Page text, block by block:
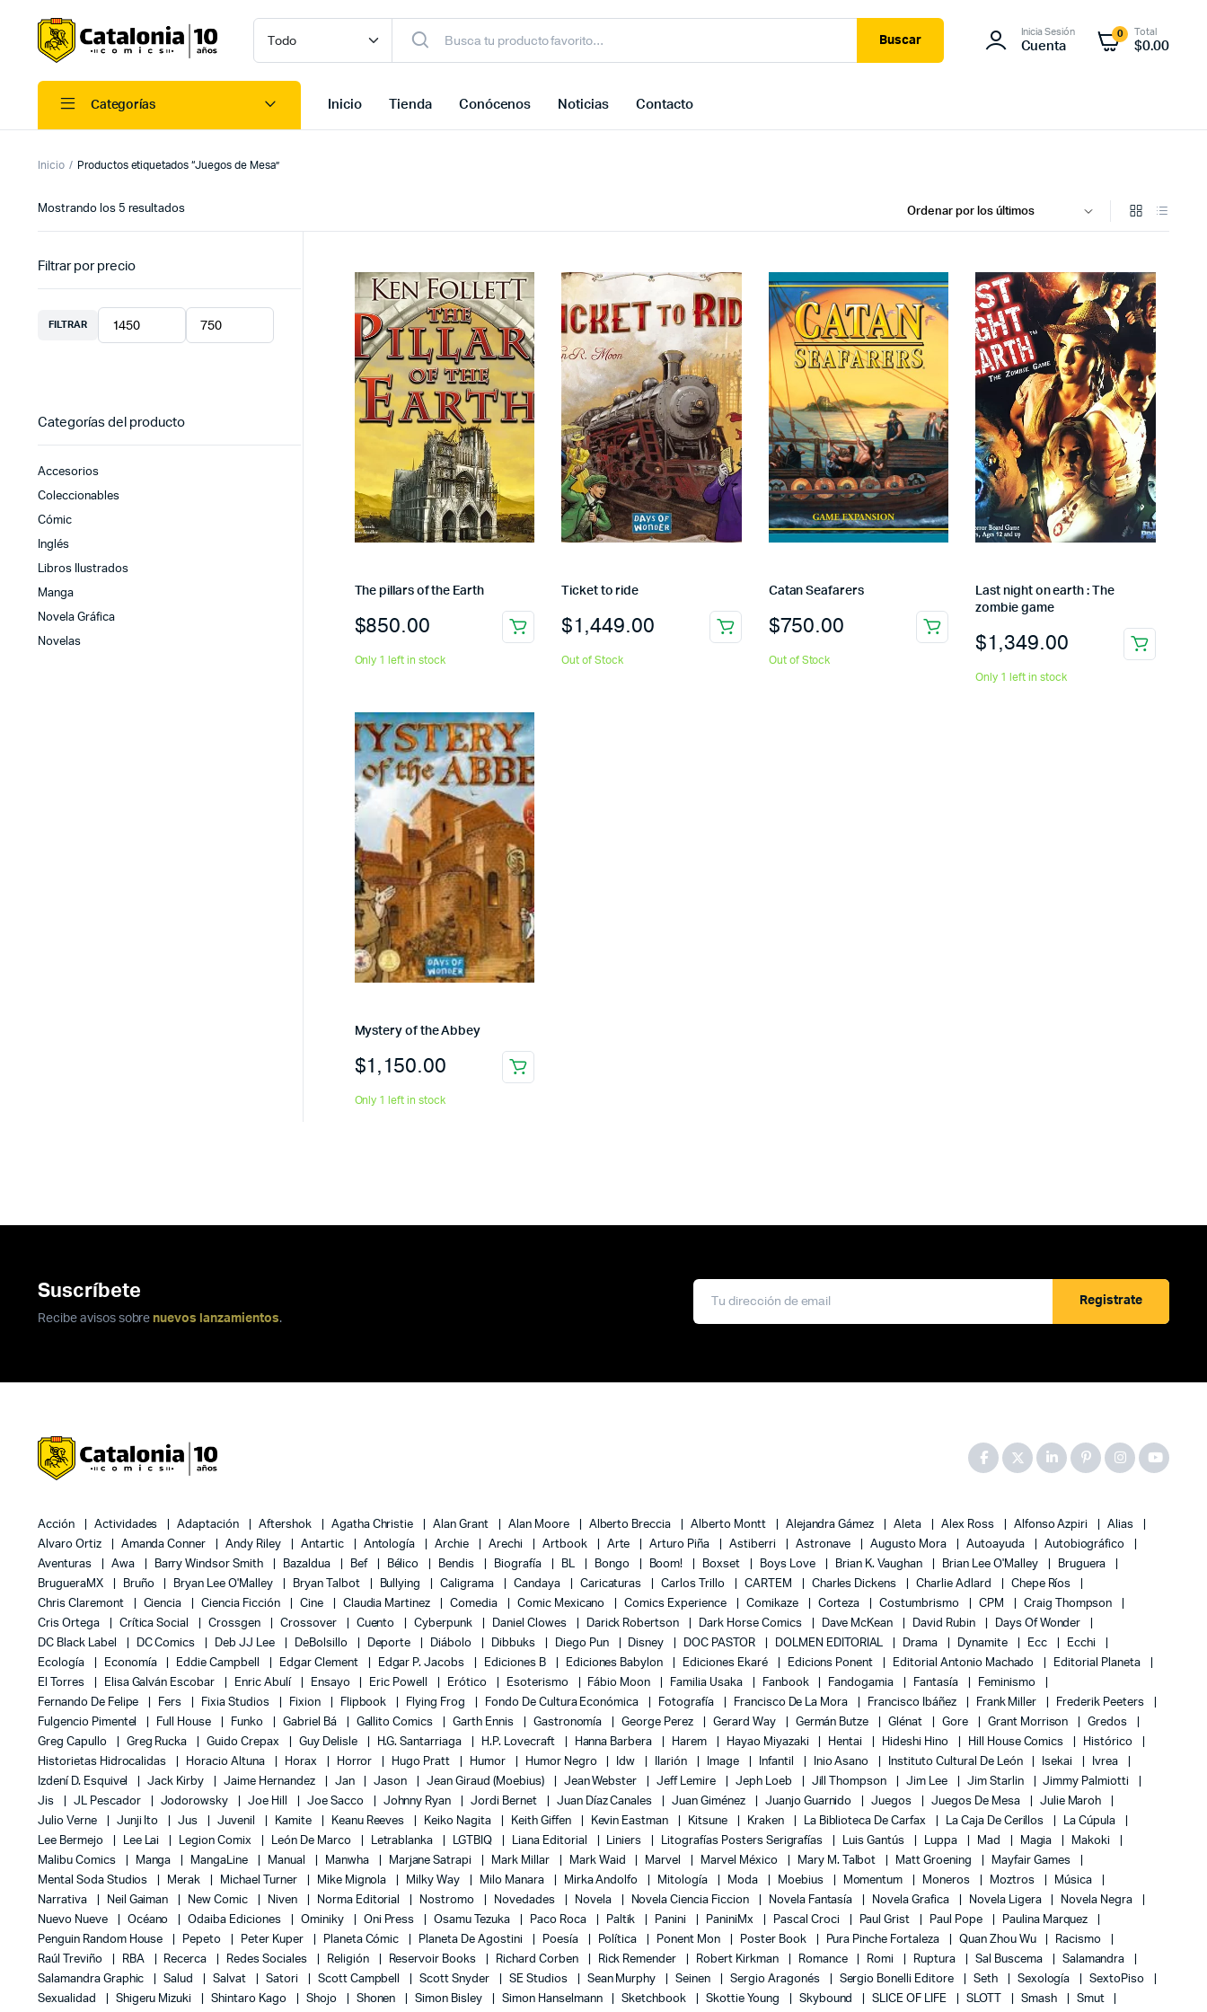
Buscar
Inicia Sesión
Cuenta
0 Total
$0.00
Categorías Inicio Tienda Conócenos Noticias Contacto
Inicio Productos etiquetados “Juegos de Mesa”
Mostrando los 5 resultadosOrdenado
The pillars of the Earth
$850.00
Only 1 left in stock
Ticket to ride
$1,449.00
Out of Stock
Catan Seafarers
$750.00
Out of Stock
Last night on earth : The
zombie game
$1,349.00
Only 1 left in stock
Mystery of the Abbey
$1,150.00
Only 1 left in stock
Filtrar por precio
FILTRAR
Categorías del producto
Accesorios
Coleccionables
Cómic
Inglés
Libros Ilustrados
Manga
Novela Gráfica
Novelas
Suscríbete
Recibe avisos sobre nuevos lanzamientos.
Registrate
Acción Actividades Adaptación Aftershok Agatha Christie Alan Grant Alan Moore Alberto Breccia Alberto Montt Alejandra Gámez Aleta Alex Ross Alfonso Azpiri
Alias
Alvaro Ortiz
Amanda Conner Andy Riley Antartic Antología Archie Arechi Artbook Arte Arturo Piña Astiberri Astronave Augusto Mora Autoayuda
Autobiográfico
Aventuras
Awa Barry Windsor Smith Bazaldua Bef Bélico Bendis Biografía BL Bongo Boom! Boxset Boys Love Brian K. Vaughan Brian Lee O'Malley
Bruguera
BrugueraMX
Bruño Bryan Lee O'Malley Bryan Talbot Bullying Caligrama Candaya Caricaturas Carlos Trillo CARTEM Charles Dickens Charlie Adlard
Chepe Ríos
Chris Claremont
Ciencia Ciencia Ficción Cine Claudia Martinez Comedia Comic Mexicano Comics Experience Comikaze Corteza Costumbrismo CPM
Craig Thompson
Cris Ortega
Crítica Social Crossgen Crossover Cuento Cyberpunk Daniel Clowes Darick Robertson Dark Horse Comics Dave McKean David Rubin
Days Of Wonder
DC Black Label
DC Comics Deb JJ Lee DeBolsillo Deporte Diábolo Dibbuks Diego Pun Disney DOC PASTOR DOLMEN EDITORIAL Drama Dynamite Ecc
Ecchi
Ecología
Economía Eddie Campbell Edgar Clement Edgar P. Jacobs Ediciones B Ediciones Babylon Ediciones Ekaré Edicions Ponent Editorial Antonio Machado
Editorial Planeta
El Torres
Elisa Galván Escobar Enric Abulí Ensayo Eric Powell Erótico Esoterismo Fábio Moon Familia Usaka Fanbook Fandogamia Fantasía
Feminismo
Fernando De Felipe
Fers Fixia Studios Fixion Flipbook Flying Frog Fondo De Cultura Económica Fotografía Francisco De La Mora Francisco Ibáñez Frank Miller
Frederik Peeters
Fulgencio Pimentel
Full House Funko Gabriel Bá Gallito Comics Garth Ennis Gastronomía George Perez Gerard Way Germán Butze Glénat Gore Grant Morrison
Gredos
Greg Capullo
Greg Rucka Guido Crepax Guy Delisle H.G. Santarriaga H.P. Lovecraft Hanna Barbera Harem Hayao Miyazaki Hentai Hideshi Hino Hill House Comics
Histórico
Historietas Hidrocalidas
Horacio Altuna Horax Horror Hugo Pratt Humor Humor Negro Idw Ilarión Image Infantil Inio Asano Instituto Cultural De León Isekai
Ivrea
Izdení D. Esquivel
Jack Kirby Jaime Hernandez Jan Jason Jean Giraud (Moebius) Jean Webster Jeff Lemire Jeph Loeb Jill Thompson Jim Lee Jim Starlin
Jimmy Palmiotti
Jis
JL Pescador Jodorowsky Joe Hill Joe Sacco Johnny Ryan Jordi Bernet Juan Díaz Canales Juan Giménez Juanjo Guarnido Juegos Juegos De Mesa
Julie Maroh
Julio Verne
Junji Ito Jus Juvenil Kamite Keanu Reeves Keiko Nagita Keith Giffen Kevin Eastman Kitsune Kraken La Biblioteca De Carfax La Caja De Cerillos
La Cúpula
Lee Bermejo
Lee Lai Legion Comix León De Marco Letrablanka LGTBIQ Liana Editorial Liniers Litografías Posters Serigrafías Luis Gantús Luppa Mad Magia
Makoki
Malibu Comics
Manga MangaLine Manual Manwha Marjane Satrapi Mark Millar Mark Waid Marvel Marvel México Mary M. Talbot Matt Groening
Mayfair Games
Mental Soda Studios
Merak Michael Turner Mike Mignola Milky Way Milo Manara Mirka Andolfo Mitología Moda Moebius Momentum Moneros Moztros
Música
Narrativa
Neil Gaiman New Comic Niven Norma Editorial Nostromo Novedades Novela Novela Ciencia Ficcion Novela Fantasía Novela Grafica Novela Ligera
Novela Negra
Nuevo Nueve
Océano Odaiba Ediciones Ominiky Oni Press Osamu Tezuka Paco Roca Paltik Panini PaniniMx Pascal Croci Paul Grist Paul Pope
Paulina Marquez
Penguin Random House
Pepeto Peter Kuper Planeta Cómic Planeta De Agostini Poesía Política Ponent Mon Poster Book Pura Pinche Fortaleza Quan Zhou Wu
Racismo
Raúl Treviño
RBA Recerca Redes Sociales Religión Reservoir Books Richard Corben Rick Remender Robert Kirkman Romance Romi Ruptura Sal Buscema
Salamandra
Salamandra Graphic
Salud Salvat Satori Scott Campbell Scott Snyder SE Studios Sean Murphy Seinen Sergio Aragonés Sergio Bonelli Editore Seth Sexología
SextoPiso
Sexualidad
Shigeru Mizuki Shintaro Kago Shojo Shonen Simon Bisley Simon Hanselmann Sketchbook Skottie Young Skybound SLICE OF LIFE SLOTT Smash Smut